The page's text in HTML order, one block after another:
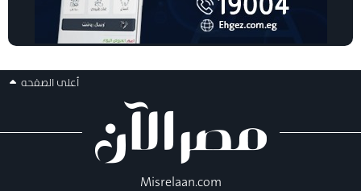
أعلى الصفحه
Misrelaan.com